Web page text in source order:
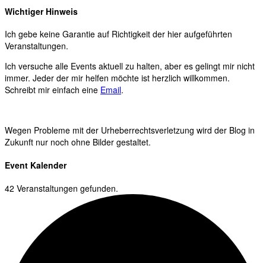
Wichtiger Hinweis
Ich gebe keine Garantie auf Richtigkeit der hier aufgeführten
Veranstaltungen.
Ich versuche alle Events aktuell zu halten, aber es gelingt mir nicht
immer. Jeder der mir helfen möchte ist herzlich willkommen.
Schreibt mir einfach eine Email.
Wegen Probleme mit der Urheberrechtsverletzung wird der Blog in
Zukunft nur noch ohne Bilder gestaltet.
Event Kalender
42 Veranstaltungen gefunden.